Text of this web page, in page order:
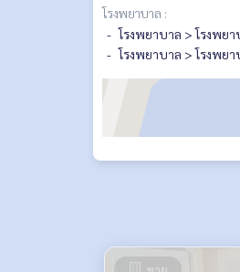
โรงพยาบาล :
โรงพยาบาล > โรงพยา
โรงพยาบาล > โรงพย